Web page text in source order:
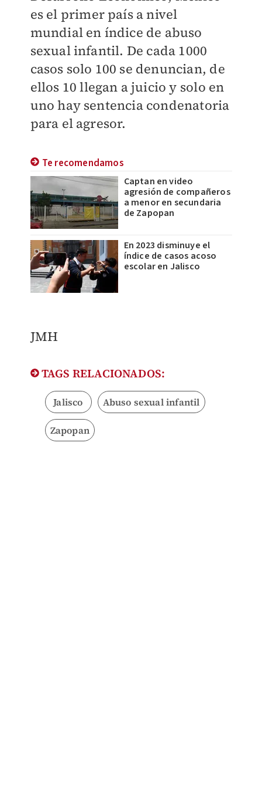
es el primer país a nivel
mundial en índice de abuso
sexual infantil. De cada 1000
casos solo 100 se denuncian, de
ellos 10 llegan a juicio y solo en
uno hay sentencia condenatoria
para el agresor.
Te recomendamos
Captan en video
agresión de compañeros
a menor en secundaria
de Zapopan
En 2023 disminuye el
índice de casos acoso
escolar en Jalisco
JMH
TAGS RELACIONADOS:
Jalisco Abuso sexual infantil
Zapopan